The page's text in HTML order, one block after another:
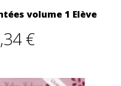
volume 1 Elève
€